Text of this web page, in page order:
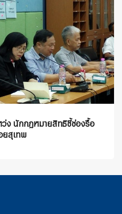
ว่ง นักกฎหมายสิทธิชี้ช่องรื้อ
ยสุเทพ